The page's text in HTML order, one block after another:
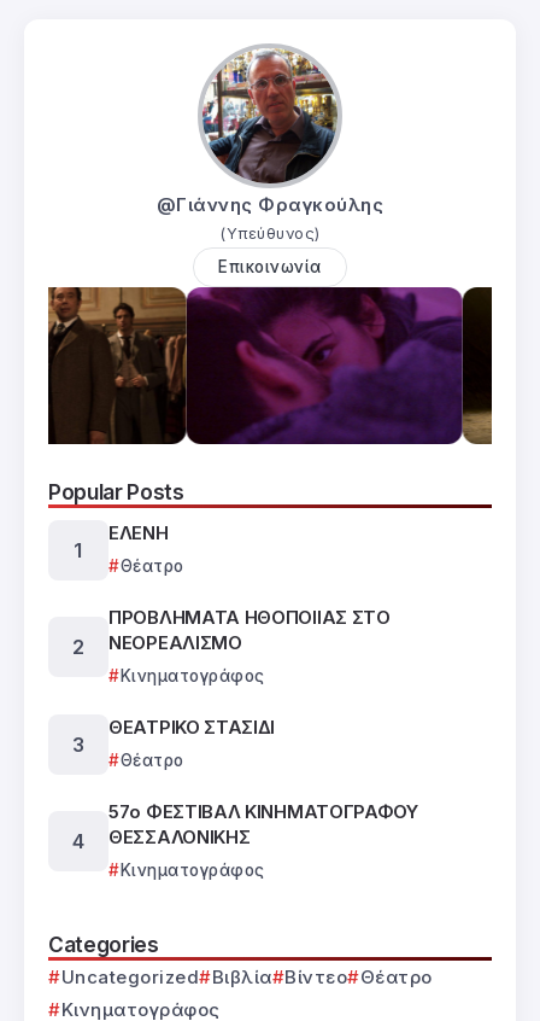
@Γιάννης Φραγκούλης
(Υπεύθυνος)
Επικοινωνία
Popular Posts
ΕΛΕΝΗ
Θέατρο
ΠΡΟΒΛΗΜΑΤΑ ΗΘΟΠΟΙΙΑΣ ΣΤΟ
ΝΕΟΡΕΑΛΙΣΜΟ
Κινηματογράφος
ΘΕΑΤΡΙΚΟ ΣΤΑΣΙΔΙ
Θέατρο
57ο ΦΕΣΤΙΒΑΛ ΚΙΝΗΜΑΤΟΓΡΑΦΟΥ
ΘΕΣΣΑΛΟΝΙΚΗΣ
Κινηματογράφος
Categories
Uncategorized Βιβλία Βίντεο
Θέατρο
Κινηματογράφος